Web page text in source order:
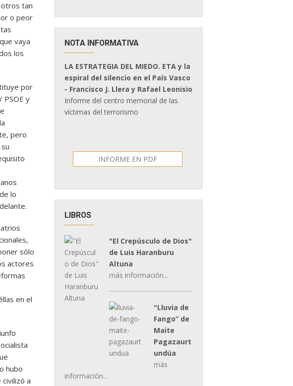
otros tan
o peor
vaya
los
por
PSOE y
pero
lo
sólo
actores
en el
hubo
a
NOTA INFORMATIVA
LA ESTRATEGIA DEL MIEDO. ETA y la
espiral del silencio en el País Vasco
- Francisco J. Llera y Rafael Leonisio
Informe del centro memorial de las
víctimas del terrorismo
INFORME EN PDF
LIBROS
"El Crepúsculo de Dios"
de Luis Haranburu
Altuna
más información...
"Lluvia de
Fango” de
Maite
Pagazaurt
undúa
más
información...